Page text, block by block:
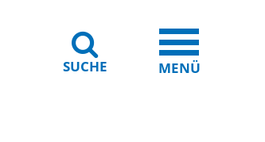
SUCHE MENÜ